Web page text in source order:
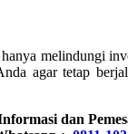
melindungi
agar tetap
dan